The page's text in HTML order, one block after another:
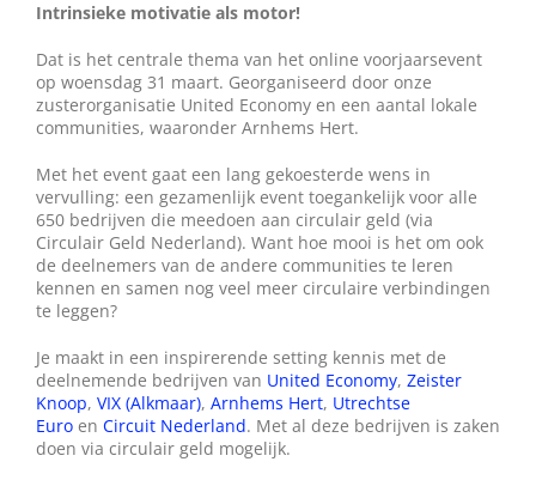
Intrinsieke motivatie als motor!
Dat is het centrale thema van het online voorjaarsevent
op woensdag 31 maart. Georganiseerd door onze
zusterorganisatie United Economy en een aantal lokale
communities, waaronder Arnhems Hert.
Met het event gaat een lang gekoesterde wens in
vervulling: een gezamenlijk event toegankelijk voor alle
650 bedrijven die meedoen aan circulair geld (via
Circulair Geld Nederland). Want hoe mooi is het om ook
de deelnemers van de andere communities te leren
kennen en samen nog veel meer circulaire verbindingen
te leggen?
Je maakt in een inspirerende setting kennis met de
deelnemende bedrijven van United Economy, Zeister
Knoop, VIX (Alkmaar), Arnhems Hert, Utrechtse
Euro en Circuit Nederland. Met al deze bedrijven is zaken
doen via circulair geld mogelijk.